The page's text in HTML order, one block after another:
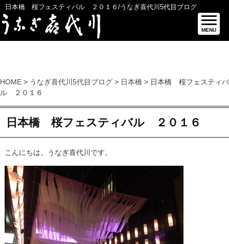
日本橋 桜フェスティバル ２０１６/うなぎ喜代川5代目ブログ
MENU
HOME > うなぎ喜代川5代目ブログ > 日本橋 > 日本橋 桜フェスティバ
ル ２０１６
日本橋 桜フェスティバル ２０１６
こんにちは。うなぎ喜代川です。